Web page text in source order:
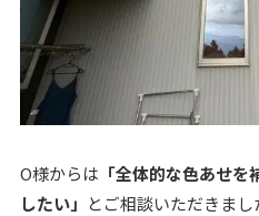
O様からは 「全体的な色あせ
したい」 とご相談いただきまし